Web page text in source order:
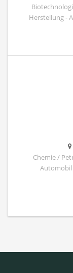
Herstellung -
Chemie /